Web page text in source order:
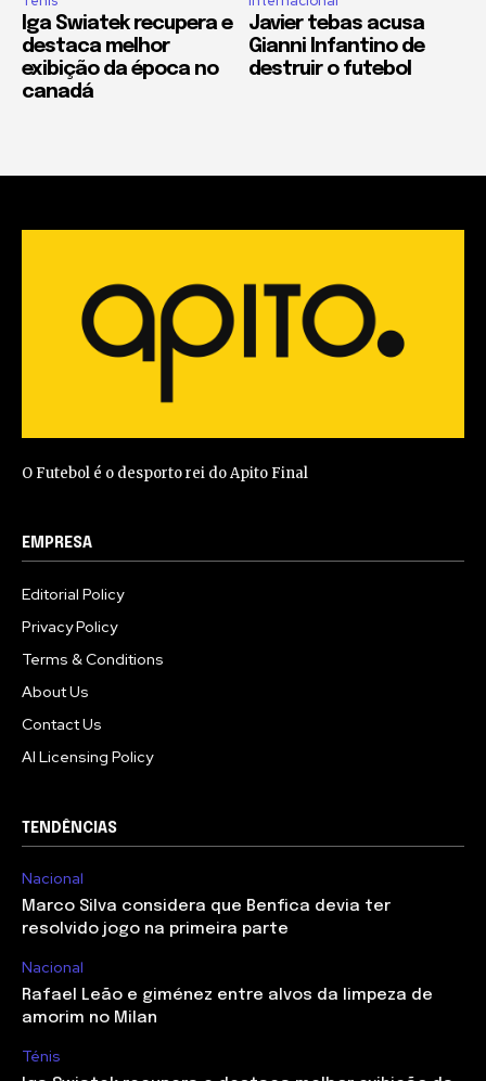
Iga Swiatek recupera e
destaca melhor
exibição da época no
canadá
Javier tebas acusa
Gianni Infantino de
destruir o futebol
O Futebol é o desporto rei do Apito Final
EMPRESA
Editorial Policy
Privacy Policy
Terms & Conditions
About Us
Contact Us
AI Licensing Policy
TENDÊNCIAS
Nacional
Marco Silva considera que Benfica devia ter
resolvido jogo na primeira parte
Nacional
Rafael Leão e giménez entre alvos da limpeza de
amorim no Milan
Ténis